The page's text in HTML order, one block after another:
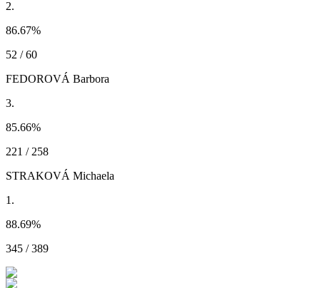
2.
86.67%
52 / 60
FEDOROVÁ Barbora
3.
85.66%
221 / 258
STRAKOVÁ Michaela
1.
88.69%
345 / 389